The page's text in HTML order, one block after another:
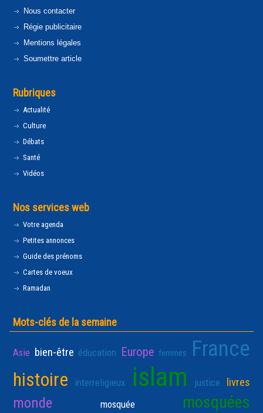
Nous contacter
Régie publicitaire
Mentions légales
Soumettre article
Rubriques
Actualité
Culture
Débats
Santé
Vidéos
Nos services web
Votre agenda
Petites annonces
Guide des prénoms
Cartes de voeux
Ramadan
Mots-clés de la semaine
Asie bien-être éducation Europe femmes France
histoire interreligieux islam justice livres
monde mosquée mosquées